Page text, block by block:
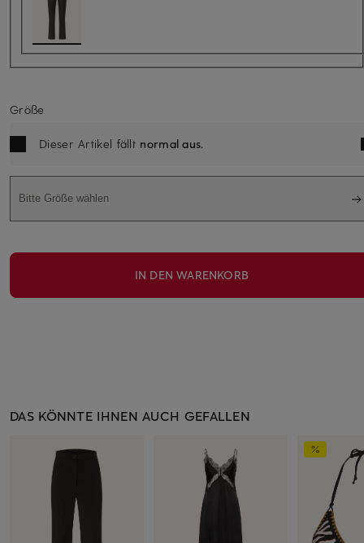
Größe
Dieser Artikel fällt normal aus.
Bitte Größe wählen
IN DEN WARENKORB
DAS KÖNNTE IHNEN AUCH GEFALLEN